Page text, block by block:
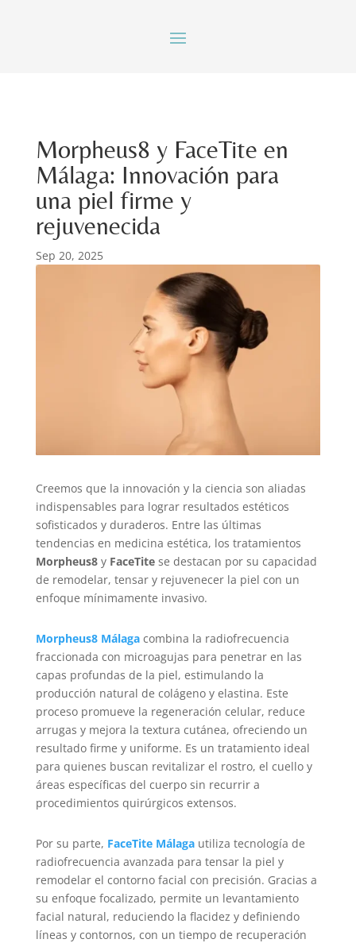
Morpheus8 y FaceTite en
Málaga: Innovación para
una piel firme y
rejuvenecida
Sep 20, 2025
Creemos que la innovación y la ciencia son aliadas
indispensables para lograr resultados estéticos
sofisticados y duraderos. Entre las últimas
tendencias en medicina estética, los tratamientos
Morpheus8 y FaceTite se destacan por su capacidad
de remodelar, tensar y rejuvenecer la piel con un
enfoque mínimamente invasivo.
Morpheus8 Málagacombina la radiofrecuencia
fraccionada con microagujas para penetrar en las
capas profundas de la piel, estimulando la
producción natural de colágeno y elastina. Este
proceso promueve la regeneración celular, reduce
arrugas y mejora la textura cutánea, ofreciendo un
resultado firme y uniforme. Es un tratamiento ideal
para quienes buscan revitalizar el rostro, el cuello y
áreas específicas del cuerpo sin recurrir a
procedimientos quirúrgicos extensos.
Por su parte, FaceTite Málagautiliza tecnología de
radiofrecuencia avanzada para tensar la piel y
remodelar el contorno facial con precisión. Gracias a
su enfoque focalizado, permite un levantamiento
facial natural, reduciendo la flacidez y definiendo
líneas y contornos, con un tiempo de recuperación